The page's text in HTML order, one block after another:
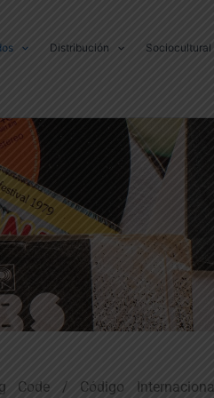
Distribución Sociocultural
Code / Código Internacional